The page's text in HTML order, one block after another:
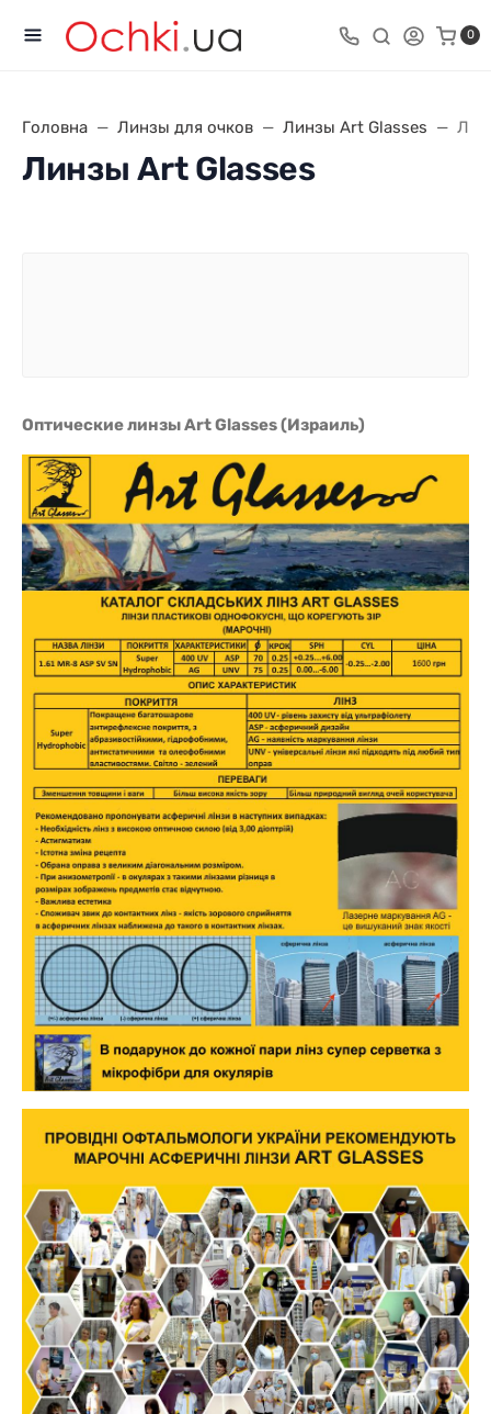
0
Головна Линзы для очков Линзы Art Glasses
Линзы Art Glasses
Оптические линзы Art Glasses (Израиль)